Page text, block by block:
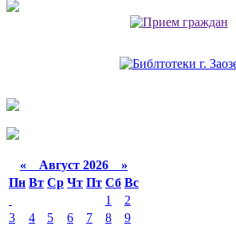
« Август 2026 »
Пн Вт Ср Чт Пт Сб Вс
1
2
3
4 5 6 7 8
9